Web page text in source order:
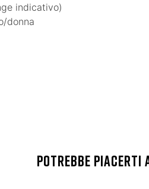
indicativo)
donna
POTREBBE PIACERTI